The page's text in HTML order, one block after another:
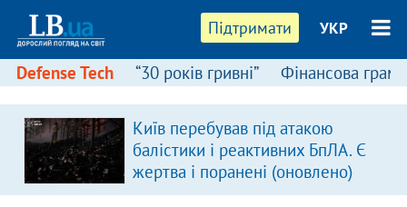
Підтримати УКР
Defense Tech “30 років гривні” Фінансова
Київ перебував під атакою
балістики і реактивних БпЛА. Є
жертва і поранені (оновлено)